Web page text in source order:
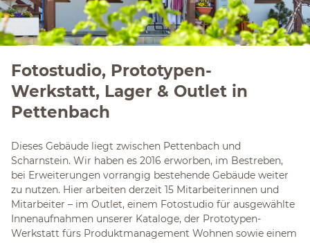
Fotostudio, Prototypen-
Werkstatt, Lager & Outlet in
Pettenbach
Dieses Gebäude liegt zwischen Pettenbach und
Scharnstein. Wir haben es 2016 erworben, im Bestreben,
bei Erweiterungen vorrangig bestehende Gebäude weiter
zu nutzen. Hier arbeiten derzeit 15 Mitarbeiterinnen und
Mitarbeiter – im Outlet, einem Fotostudio für ausgewählte
Innenaufnahmen unserer Kataloge, der Prototypen-
Werkstatt fürs Produktmanagement Wohnen sowie einem